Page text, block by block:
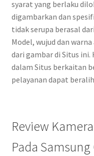
syarat yang berlaku
digambarkan dan
tidak serupa berasal
Model, wujud dan
dari gambar di Situs
dalam Situs berkaitan
pelayanan dapat
Review
Pada Samsung